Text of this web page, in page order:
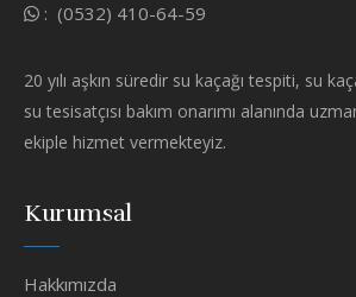
: (0532) 410-64-59
20 yılı aşkın süredir su kaçağı tespiti, su
su tesisatçısı bakım onarımı alanında
ekiple hizmet vermekteyiz.
Kurumsal
Hakkımızda